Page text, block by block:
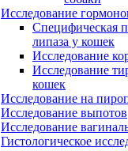
Исследование
Специфическая
липаза у кошек
Исследование
Исследование
кошек
Исследование на
Исследование выпотов
Исследование
Гистологическое